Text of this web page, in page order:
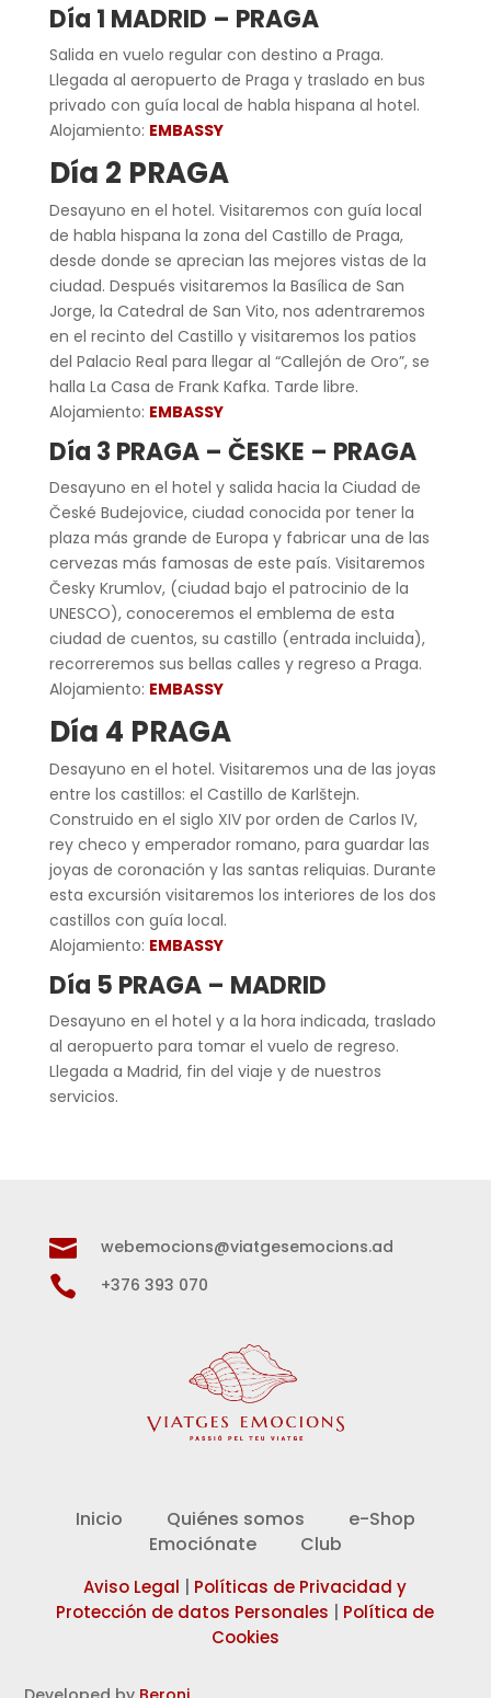
Día 1 MADRID – PRAGA
Salida en vuelo regular con destino a Praga.
Llegada al aeropuerto de Praga y traslado en bus
privado con guía local de habla hispana al hotel.
Alojamiento: EMBASSY
Día 2 PRAGA
Desayuno en el hotel. Visitaremos con guía local
de habla hispana la zona del Castillo de Praga,
desde donde se aprecian las mejores vistas de la
ciudad. Después visitaremos la Basílica de San
Jorge, la Catedral de San Vito, nos adentraremos
en el recinto del Castillo y visitaremos los patios
del Palacio Real para llegar al “Callejón de Oro”, se
halla La Casa de Frank Kafka. Tarde libre.
Alojamiento: EMBASSY
Día 3 PRAGA – ČESKE – PRAGA
Desayuno en el hotel y salida hacia la Ciudad de
České Budejovice, ciudad conocida por tener la
plaza más grande de Europa y fabricar una de las
cervezas más famosas de este país. Visitaremos
Česky Krumlov, (ciudad bajo el patrocinio de la
UNESCO), conoceremos el emblema de esta
ciudad de cuentos, su castillo (entrada incluida),
recorreremos sus bellas calles y regreso a Praga.
Alojamiento: EMBASSY
Día 4 PRAGA
Desayuno en el hotel. Visitaremos una de las joyas
entre los castillos: el Castillo de Karlštejn.
Construido en el siglo XIV por orden de Carlos IV,
rey checo y emperador romano, para guardar las
joyas de coronación y las santas reliquias. Durante
esta excursión visitaremos los interiores de los dos
castillos con guía local.
Alojamiento: EMBASSY
Día 5 PRAGA – MADRID
Desayuno en el hotel y a la hora indicada, traslado
al aeropuerto para tomar el vuelo de regreso.
Llegada a Madrid, fin del viaje y de nuestros
servicios.
 webemocions@viatgesemocions.ad
 +376 393 070
Inicio Quiénes somos
e-Shop
Emociónate
Club
Aviso Legal
Políticas de Privacidad y
Protección de datos Personales
Política de
Cookies